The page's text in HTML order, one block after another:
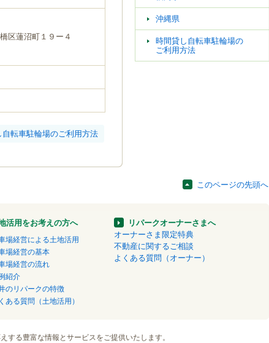
区蓮沼町１９ー４
自転車駐輪場のご利用方法
沖縄県
時間貸し自転車駐輪場の
ご利用方法
このページの先頭へ
活用をお考えの方へ
場経営による土地活用
場経営の基本
場経営の流れ
紹介
のリパークの特徴
ある質問（土地活用）
リパークオーナーさまへ
オーナーさま限定特典
不動産に関するご相談
よくある質問（オーナー）
する豊富な情報とサービスをご提供いたします。